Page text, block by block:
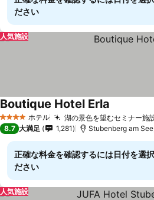
ださい
人気施設
4 ホテルのランク
ホテル 湖の景色を望むセミナー施
Boutique Hotel Erla
8.7 大満足 1,281 Stubenberg am
正確な料金を確認するには日付を選
ださい
人気施設